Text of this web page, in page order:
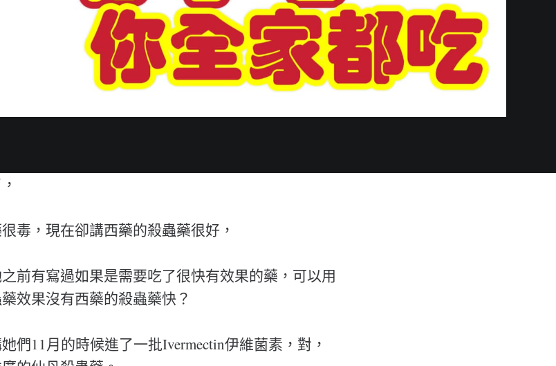
毒，現在卻講西藥的殺蟲藥很好，
前有寫過如果是需要吃了很快有效果的藥，可以用
效果沒有西藥的殺蟲藥快？
們11月的時候進了一批Ivermectin伊維菌素，對，